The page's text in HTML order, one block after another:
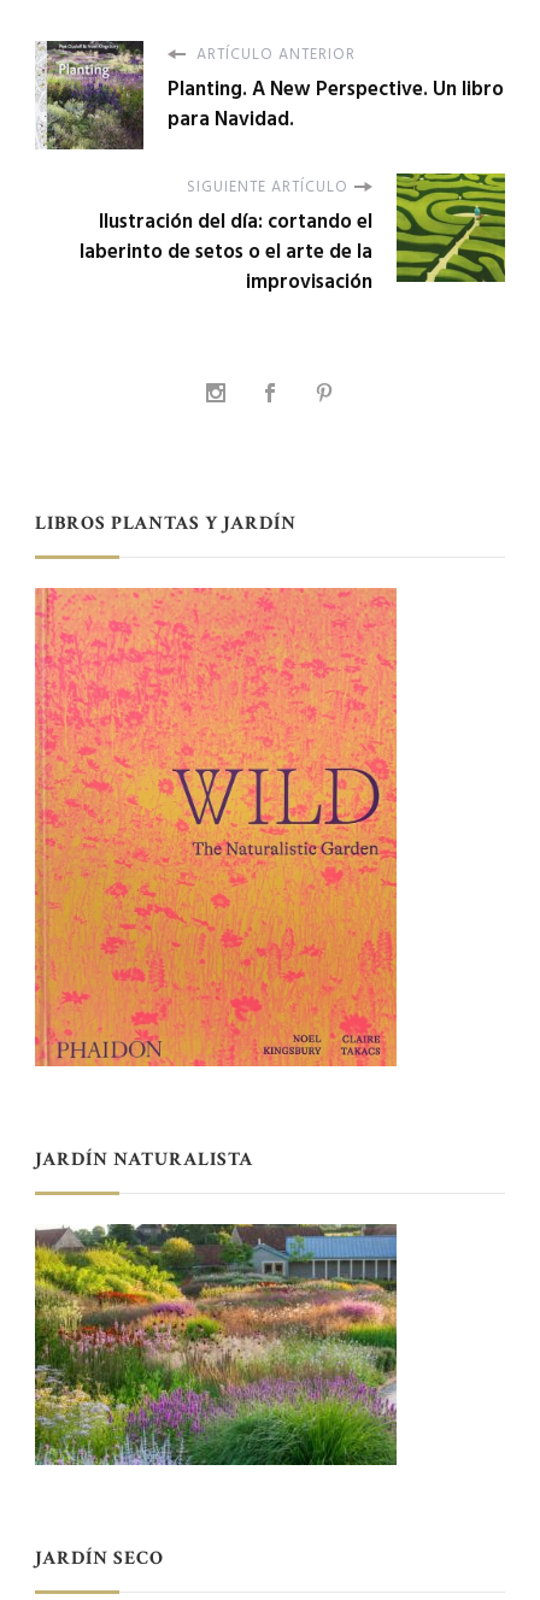
ARTÍCULO ANTERIOR
Planting. A New Perspective. Un libro
para Navidad.
SIGUIENTE ARTÍCULO
Ilustración del día: cortando el
laberinto de setos o el arte de la
improvisación
LIBROS PLANTAS Y JARDÍN
JARDÍN NATURALISTA
JARDÍN SECO